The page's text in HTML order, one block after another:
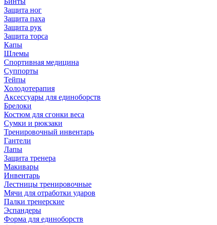
Защита ног
Защита паха
Защита рук
Защита торса
Капы
Шлемы
Спортивная медицина
Суппорты
Тейпы
Холодотерапия
Аксессуары для единоборств
Брелоки
Костюм для сгонки веса
Сумки и рюкзаки
Тренировочный инвентарь
Гантели
Лапы
Защита тренера
Макивары
Инвентарь
Лестницы тренировочные
Мячи для отработки ударов
Палки тренерские
Эспандеры
Форма для единоборств